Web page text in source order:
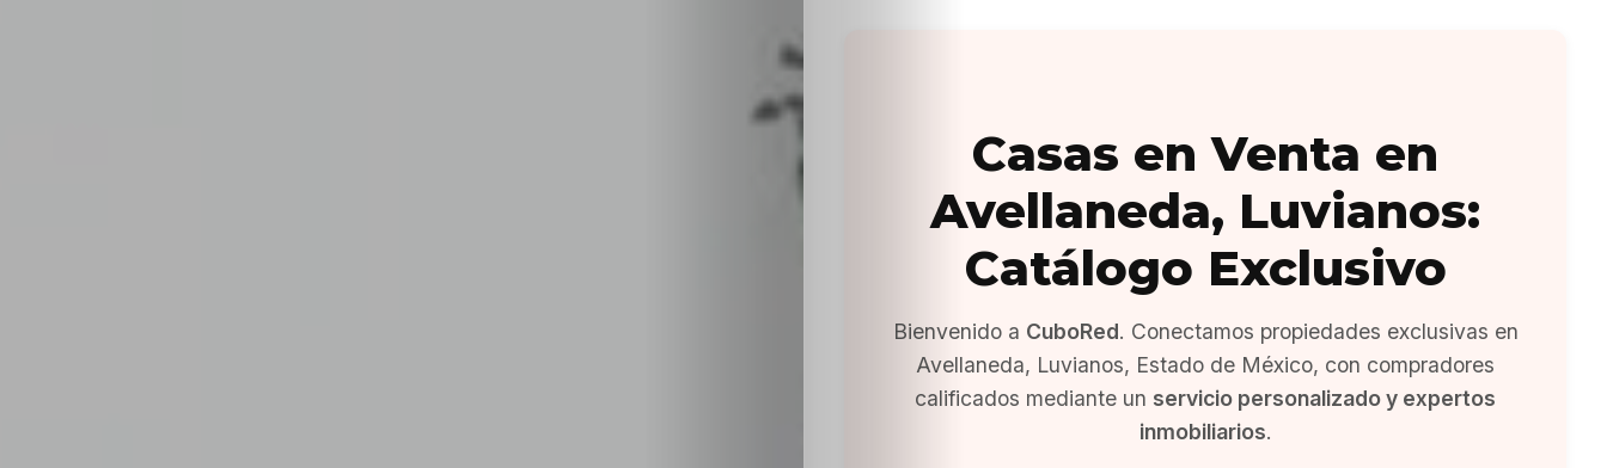
Casas en Venta en
Avellaneda, Luvianos:
Catálogo Exclusivo
Bienvenido a CuboRed. Conectamos propiedades exclusivas en
Avellaneda, Luvianos, Estado de México, con compradores
calificados mediante un servicio personalizado y expertos
inmobiliarios.